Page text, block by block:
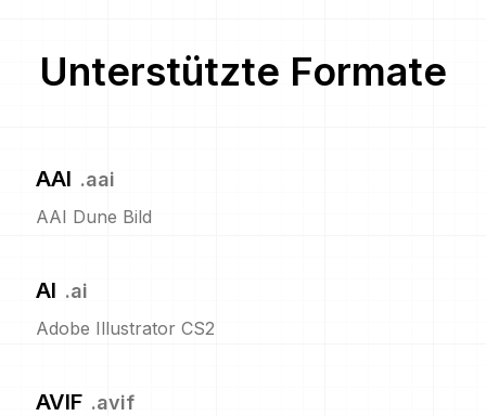
Unterstützte Formate
AAI .aai
AAI Dune Bild
AI .ai
Adobe Illustrator CS2
AVIF .avif